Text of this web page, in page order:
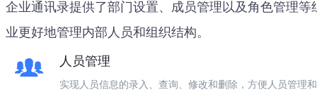
企业通讯录提供了部门设置、成员管理以及角色管理
业更好地管理内部人员和组织结构。
人员管理
实现人员信息的录入、查询、修改和删除，方便人员管理